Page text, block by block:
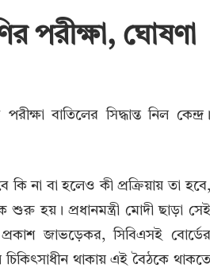
পরীক্ষা, ঘোষণা
বাতিলের সিদ্ধান্ত নিল কেন্দ্র।
কি না বা হলেও কী প্রক্রিয়ায় তা হবে,
শুরু হয়। প্রধানমন্ত্রী মোদী ছাড়া সেই
প্রকাশ জাভড়েকর, সিবিএসই বোর্ডের
চিকিৎসাধীন থাকায় এই বৈঠকে থাকতে